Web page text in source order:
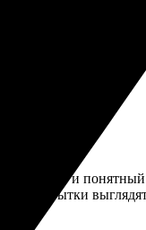
печати отличное,
удобный и
Открытки